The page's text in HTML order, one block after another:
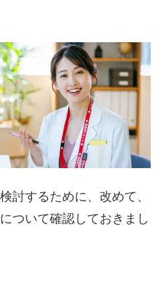
討するために、改めて、
ついて確認しておきまし